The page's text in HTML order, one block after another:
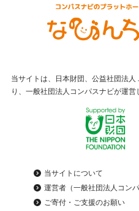
当サイトは、日本財団、公益社団法
り、一般社団法人コンパスナビが運営
当サイトについて
運営者（一般社団法人コン
ご寄付・ご支援のお願い